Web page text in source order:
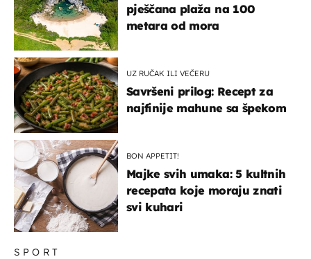
SPORT
pješčana plaža na 100
metara od mora
UZ RUČAK ILI VEČERU
Savršeni prilog: Recept za
najfinije mahune sa špekom
BON APPETIT!
Majke svih umaka: 5 kultnih
recepata koje moraju znati
svi kuhari